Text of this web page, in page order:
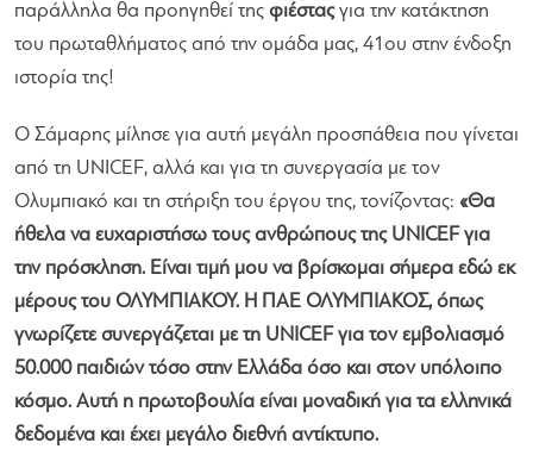
παράλληλα θα προηγηθεί της φιέσταςγια την κατάκτηση
του πρωταθλήματος από την ομάδα μας, 41ου στην ένδοξη
ιστορία της!
Ο Σάμαρης μίλησε για αυτή μεγάλη προσπάθεια που γίνεται
από τη UNICEF, αλλά και για τη συνεργασία με τον
Ολυμπιακό και τη στήριξη του έργου της, τονίζοντας: «Θα
ήθελα να ευχαριστήσω τους ανθρώπους της UNICEF για
την πρόσκληση. Είναι τιμή μου να βρίσκομαι σήμερα εδώ εκ
μέρους του ΟΛΥΜΠΙΑΚΟΥ. Η ΠΑΕ ΟΛΥΜΠΙΑΚΟΣ, όπως
γνωρίζετε συνεργάζεται με τη UNICEF για τον εμβολιασμό
50.000 παιδιών τόσο στην Ελλάδα όσο και στον υπόλοιπο
κόσμο. Αυτή η πρωτοβουλία είναι μοναδική για τα ελληνικά
δεδομένα και έχει μεγάλο διεθνή αντίκτυπο.